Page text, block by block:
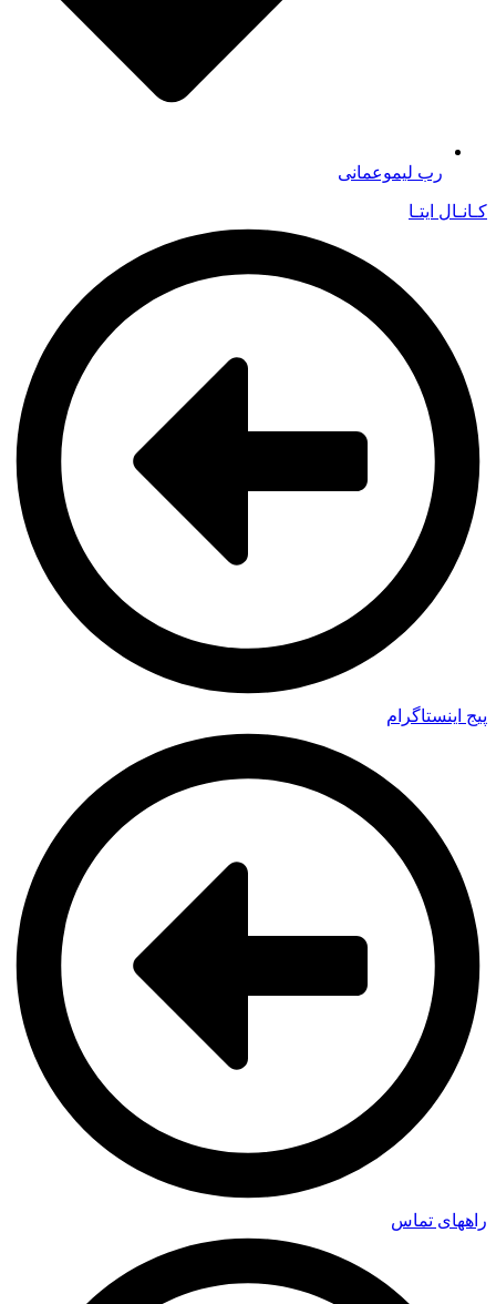
رب لیموعمانی
کـانـال ایتـا
پیج اینستاگرام
راههای تماس